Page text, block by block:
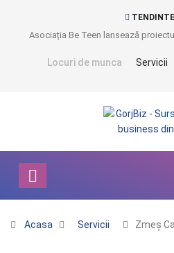
TENDINTE
Asociația Be Teen lansează
Locuri de munca Servicii
Acasa Servicii Zmeș